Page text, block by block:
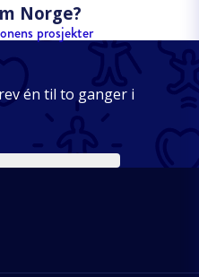
Norge?
prosjekter
én til to ganger i